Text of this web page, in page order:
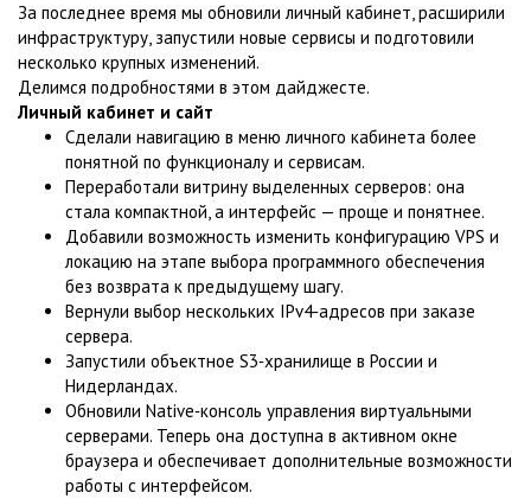
За последнее время мы обновили личный кабинет, расширили
инфраструктуру, запустили новые сервисы и подготовили
несколько крупных изменений.
Делимся подробностями в этом дайджесте.
Личный кабинет и сайт
Сделали навигацию в меню личного кабинета более
понятной по функционалу и сервисам.
Переработали витрину выделенных серверов: она
стала компактной, а интерфейс — проще и понятнее.
Добавили возможность изменить конфигурацию VPS и
локацию на этапе выбора программного обеспечения
без возврата к предыдущему шагу.
Вернули выбор нескольких IPv4‑адресов при заказе
сервера.
Запустили объектное S3‑хранилище в России и
Нидерландах.
Обновили Native‑консоль управления виртуальными
серверами. Теперь она доступна в активном окне
браузера и обеспечивает дополнительные возможности
работы с интерфейсом.